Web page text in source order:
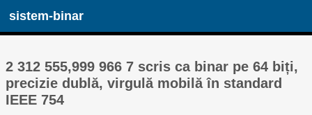
sistem-binar
2 312 555,999 966 7 scris ca binar pe 64 biți,
precizie dublă, virgulă mobilă în standard
IEEE 754